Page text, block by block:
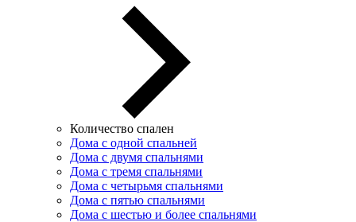
Количество спален
Дома с одной спальней
Дома с двумя спальнями
Дома с тремя спальнями
Дома с четырьмя спальнями
Дома с пятью спальнями
Дома с шестью и более спальнями